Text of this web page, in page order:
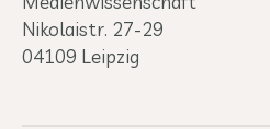
Nikolaistr. 27-29
04109 Leipzig